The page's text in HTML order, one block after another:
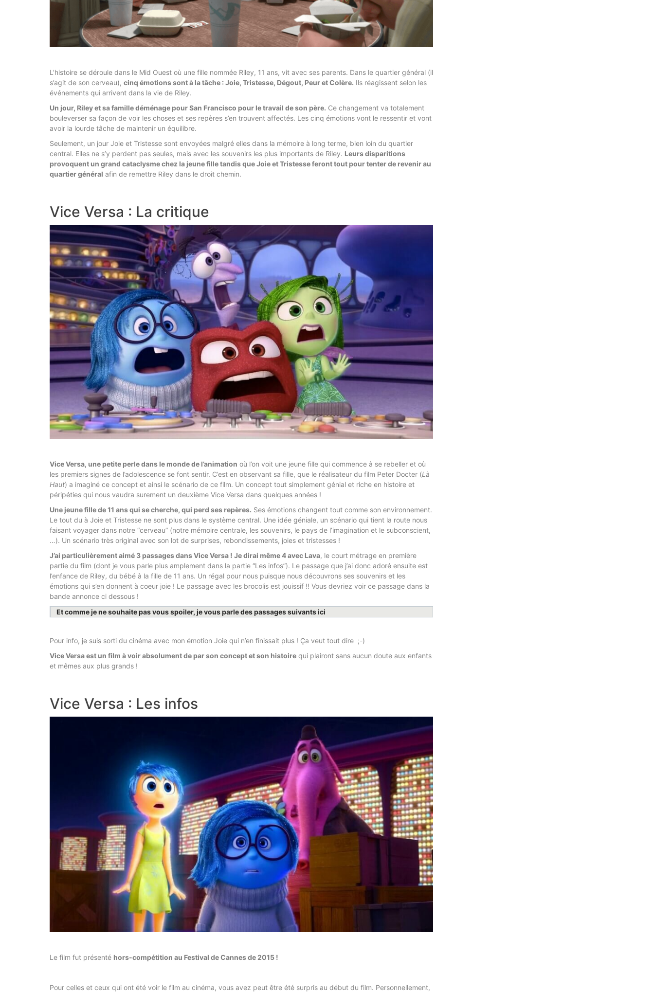
L’histoire se déroule dans le Mid Ouest où une fille nommée Riley, 11 ans, vit avec ses parents. Dans le quartier général (il
s’agit de son cerveau), cinq émotions sont à la tâche : Joie, Tristesse, Dégout, Peur et Colère. Ils réagissent selon les
événements qui arrivent dans la vie de Riley.
Un jour, Riley et sa famille déménage pour San Francisco pour le travail de son père. Ce changement va totalement
bouleverser sa façon de voir les choses et ses repères s’en trouvent affectés. Les cinq émotions vont le ressentir et vont
avoir la lourde tâche de maintenir un équilibre.
Seulement, un jour Joie et Tristesse sont envoyées malgré elles dans la mémoire à long terme, bien loin du quartier
central. Elles ne s’y perdent pas seules, mais avec les souvenirs les plus importants de Riley. Leurs disparitions
provoquent un grand cataclysme chez la jeune fille tandis que Joie et Tristesse feront tout pour tenter de revenir au
quartier général afin de remettre Riley dans le droit chemin.
Vice Versa : La critique
Vice Versa, une petite perle dans le monde de l’animation où l’on voit une jeune fille qui commence à se rebeller et où
les premiers signes de l’adolescence se font sentir. C’est en observant sa fille, que le réalisateur du film Peter Docter (Là
Haut) a imaginé ce concept et ainsi le scénario de ce film. Un concept tout simplement génial et riche en histoire et
péripéties qui nous vaudra surement un deuxième Vice Versa dans quelques années !
Une jeune fille de 11 ans qui se cherche, qui perd ses repères. Ses émotions changent tout comme son environnement.
Le tout du à Joie et Tristesse ne sont plus dans le système central. Une idée géniale, un scénario qui tient la route nous
faisant voyager dans notre “cerveau” (notre mémoire centrale, les souvenirs, le pays de l’imagination et le subconscient,
…). Un scénario très original avec son lot de surprises, rebondissements, joies et tristesses !
J’ai particulièrement aimé 3 passages dans Vice Versa ! Je dirai même 4 avec Lava, le court métrage en première
partie du film (dont je vous parle plus amplement dans la partie “Les infos”). Le passage que j’ai donc adoré ensuite est
l’enfance de Riley, du bébé à la fille de 11 ans. Un régal pour nous puisque nous découvrons ses souvenirs et les
émotions qui s’en donnent à coeur joie ! Le passage avec les brocolis est jouissif !! Vous devriez voir ce passage dans la
bande annonce ci dessous !
Et comme je ne souhaite pas vous spoiler, je vous parle des passages suivants ici
Pour info, je suis sorti du cinéma avec mon émotion Joie qui n’en finissait plus ! Ça veut tout dire ;-)
Vice Versa est un film à voir absolument de par son concept et son histoire qui plairont sans aucun doute aux enfants
et mêmes aux plus grands !
Vice Versa : Les infos
Le film fut présenté hors-compétition au Festival de Cannes de 2015 !
Pour celles et ceux qui ont été voir le film au cinéma, vous avez peut être été surpris au début du film. Personnellement,